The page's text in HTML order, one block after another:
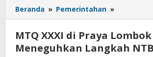
Beranda » Pemerintahan »
XXXI
Praya
Lombok
MTQ XXXI di Praya
Meneguhkan Langkah